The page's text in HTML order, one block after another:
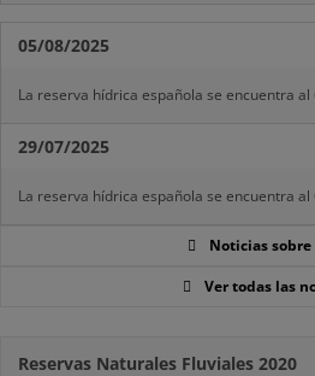
05/08/2025
La reserva hídrica española se encuentra al
29/07/2025
La reserva hídrica española se encuentra al
Noticias sobre
Ver todas las
Reservas Naturales Fluviales 2020